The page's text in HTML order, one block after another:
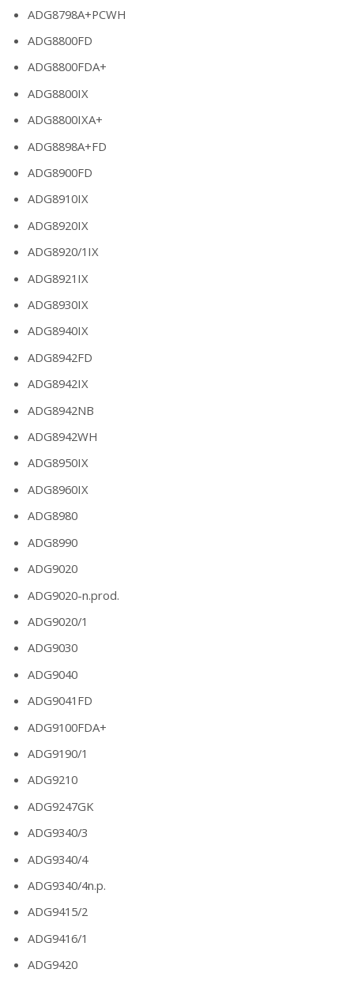
ADG8798A+PCWH
ADG8800FD
ADG8800FDA+
ADG8800IX
ADG8800IXA+
ADG8898A+FD
ADG8900FD
ADG8910IX
ADG8920IX
ADG8920/1IX
ADG8921IX
ADG8930IX
ADG8940IX
ADG8942FD
ADG8942IX
ADG8942NB
ADG8942WH
ADG8950IX
ADG8960IX
ADG8980
ADG8990
ADG9020
ADG9020-n.prod.
ADG9020/1
ADG9030
ADG9040
ADG9041FD
ADG9100FDA+
ADG9190/1
ADG9210
ADG9247GK
ADG9340/3
ADG9340/4
ADG9340/4n.p.
ADG9415/2
ADG9416/1
ADG9420